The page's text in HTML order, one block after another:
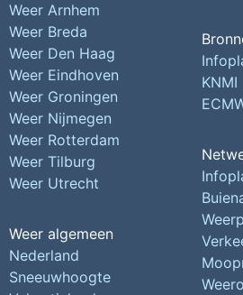
Weer Arnhem
Weer Breda
Weer Den Haag
Weer Eindhoven
Weer Groningen
Weer Nijmegen
Weer Rotterdam
Weer Tilburg
Weer Utrecht
Weer algemeen
Nederland
Sneeuwhoogte
KNMI